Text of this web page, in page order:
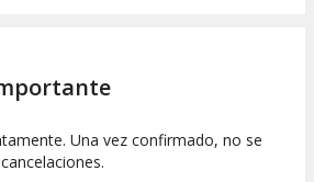
Una vez confirmado, no se